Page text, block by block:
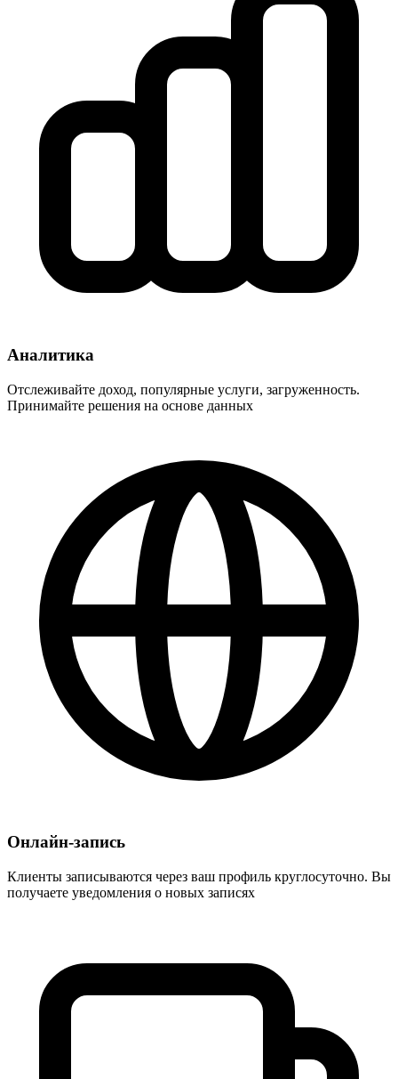
Аналитика
Отслеживайте доход, популярные услуги, загруженность.
Принимайте решения на основе данных
Онлайн-запись
Клиенты записываются через ваш профиль круглосуточно. Вы
получаете уведомления о новых записях